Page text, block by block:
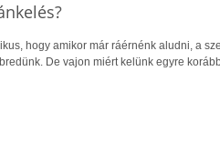
hogy amikor már ráérnénk aludni, a
De vajon miért kelünk egyre